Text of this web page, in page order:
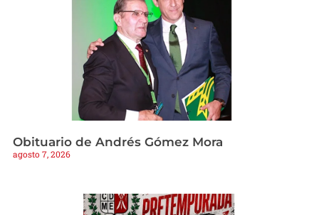
Obituario de Andrés Gómez Mora
agosto 7, 2026